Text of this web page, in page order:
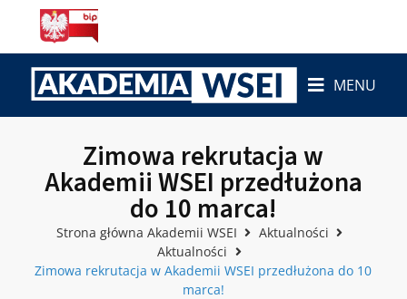
MENU
Zimowa rekrutacja w
Akademii WSEI przedłużona
do 10 marca!
Strona główna Akademii WSEI
Aktualności
Aktualności
Zimowa rekrutacja w Akademii WSEI przedłużona do 10
marca!